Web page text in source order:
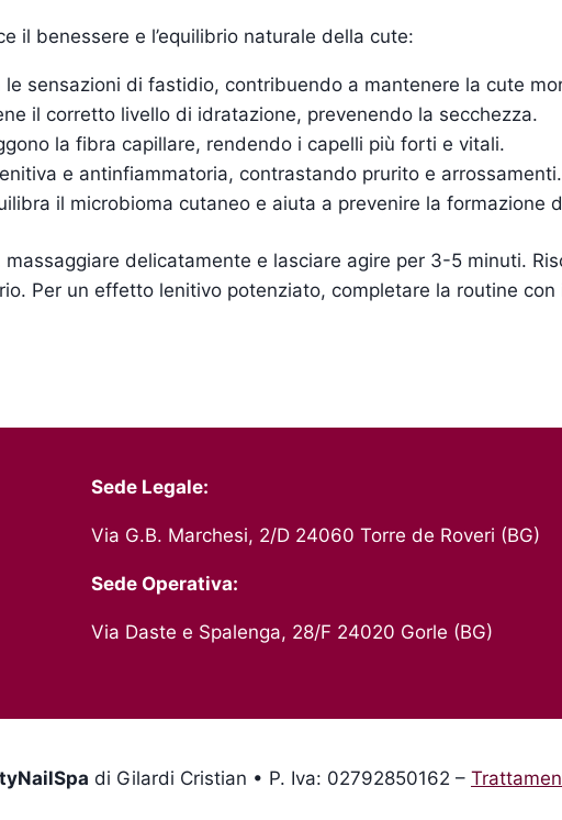
il benessere e l’equilibrio naturale della cute:
sensazioni di fastidio, contribuendo a mantenere la cute
il corretto livello di idratazione, prevenendo la secchezza.
la fibra capillare, rendendo i capelli più forti e vitali.
e antinfiammatoria, contrastando prurito e arrossamenti.
il microbioma cutaneo e aiuta a prevenire la formazione
delicatamente e lasciare agire per 3-5 minuti.
Per un effetto lenitivo potenziato, completare la routine
Sede Legale:
Via G.B. Marchesi, 2/D 24060 Torre de Roveri (BG)
Sede Operativa:
Via Daste e Spalenga, 28/F 24020 Gorle (BG)
di Gilardi Cristian • P. Iva: 02792850162 –